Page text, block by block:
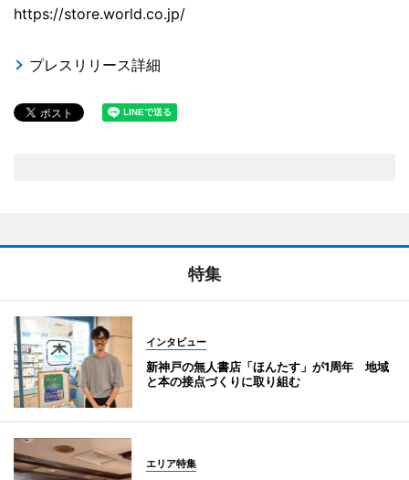
https://store.world.co.jp/
プレスリリース詳細
特集
インタビュー
新神戸の無人書店「ほんたす」が1周年 地域
と本の接点づくりに取り組む
エリア特集